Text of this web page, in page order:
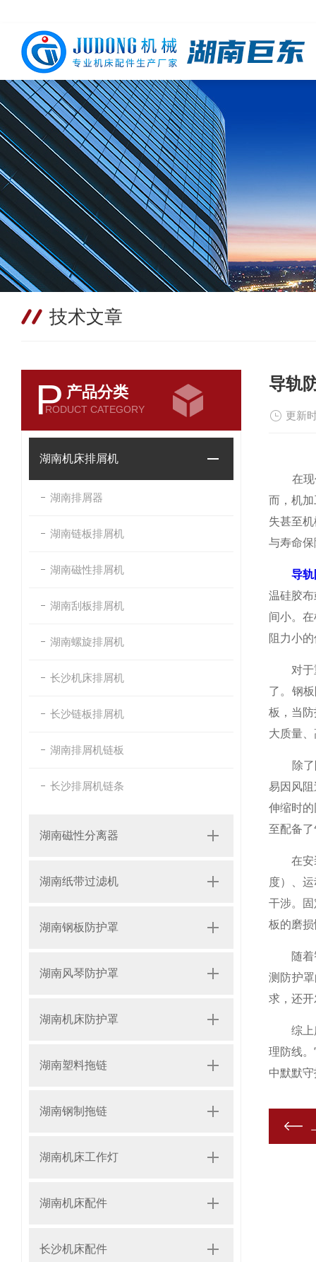
技术文章
P 产品分类
RODUCT CATEGORY
湖南机床排屑机
湖南排屑器
湖南链板排屑机
湖南磁性排屑机
湖南刮板排屑机
湖南螺旋排屑机
长沙机床排屑机
长沙链板排屑机
湖南排屑机链板
长沙排屑机链条
湖南磁性分离器
湖南纸带过滤机
湖南钢板防护罩
湖南风琴防护罩
湖南机床防护罩
湖南塑料拖链
湖南钢制拖链
湖南机床工作灯
湖南机床配件
长沙机床配件
导轨
更新
在现代
而，机
失甚至
与寿命
导
温硅胶
间小。
阻力小
对于重
了。钢
板，当
大质量
除了防
易因风
伸缩时
至配备
在安装
度）、
干涉。
板的磨
随着智
测防护
求，还
综上所
理防线
中默默